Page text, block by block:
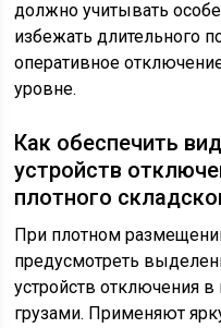
должно учитывать
избежать длительного
оперативное
уровне.
Как обеспечить
устройств
плотного
При плотном
предусмотреть
устройств отключения
грузами. Применяют